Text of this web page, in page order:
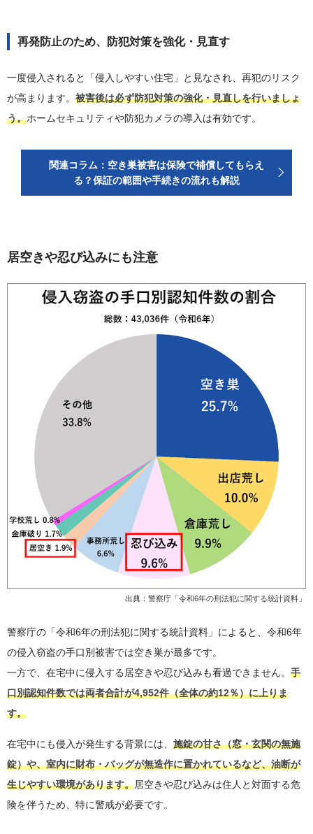
再発防止のため、防犯対策を強化・見直す
一度侵入されると「侵入しやすい住宅」と見なされ、再犯のリスク
が高まります。 被害後は必ず防犯対策の強化・見直しを行いましょ
う。ホームセキュリティや防犯カメラの導入は有効です。
関連コラム：空き巣被害は保険で補償してもらえ
る？保証の範囲や手続きの流れも解説
居空きや忍び込みにも注意
出典： 警察庁「令和6年の刑法犯に関する統計資料」
警察庁の「令和6年の刑法犯に関する統計資料」によると、令和6年
の侵入窃盗の手口別被害では空き巣が最多です。
一方で、在宅中に侵入する居空きや忍び込みも看過できません。 手
口別認知件数では両者合計が4,952件（全体の約12％）に上りま
す。
在宅中にも侵入が発生する背景には、 施錠の甘さ（窓・玄関の無施
錠）や、室内に財布・バッグが無造作に置かれているなど、油断が
生じやすい環境があります。居空きや忍び込みは住人と対面する危
険を伴うため、特に警戒が必要です。